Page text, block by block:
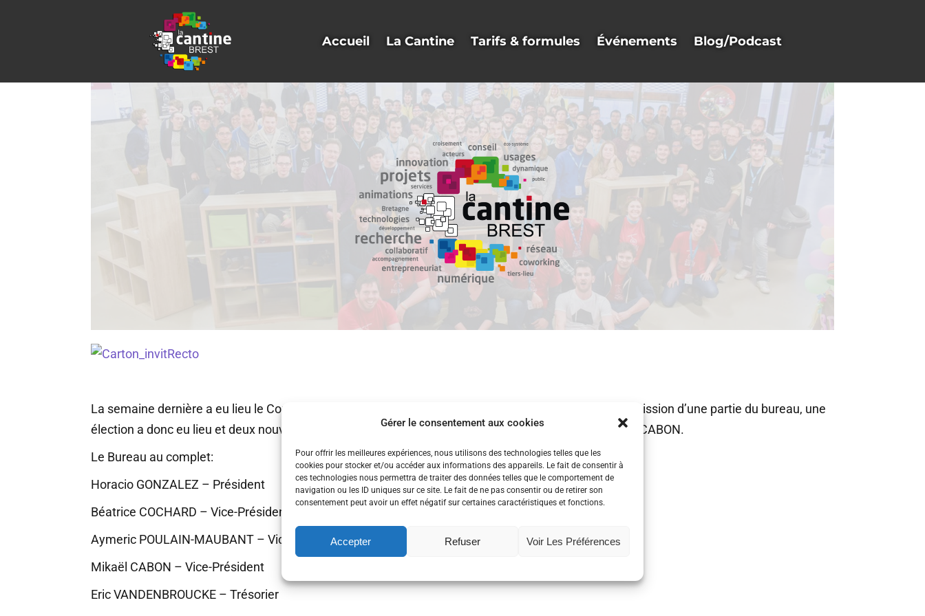
Gérer le consentement aux cookies
Pour offrir les meilleures expériences, nous utilisons des technologies telles que les
cookies pour stocker et/ou accéder aux informations des appareils. Le fait de consentir à
ces technologies nous permettra de traiter des données telles que le comportement de
navigation ou les ID uniques sur ce site. Le fait de ne pas consentir ou de retirer son
consentement peut avoir un effet négatif sur certaines caractéristiques et fonctions.
Accepter Refuser Voir Les Préférences
Accueil La Cantine Tarifs & formules Événements Blog/Podcast
La semaine dernière a eu lieu le Conseil d’administration de l’association An Daol Vras. Suite à la démission d’une partie du bureau, une
élection a donc eu lieu et deux nouveaux membres ont rejoint l’équipe: Horacio GONZALEZ et Mikaël CABON.
Le Bureau au complet:
Horacio GONZALEZ – Président
Béatrice COCHARD – Vice-Présidente
Aymeric POULAIN-MAUBANT – Vice-Président
Mikaël CABON – Vice-Président
Eric VANDENBROUCKE – Trésorier